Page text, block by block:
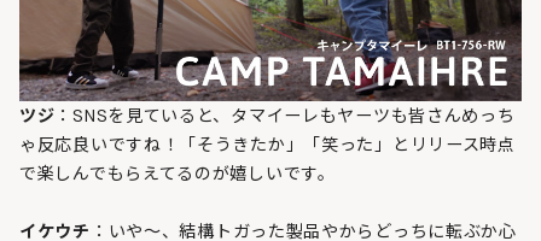
ツジ ：SNSを見ていると、タマイーレもヤーツも皆さんめっち
ゃ反応良いですね！「そうきたか」「笑った」とリリース時点
で楽しんでもらえてるのが嬉しいです。
イケウチ ：いや～、結構トガった製品やからどっちに転ぶか心